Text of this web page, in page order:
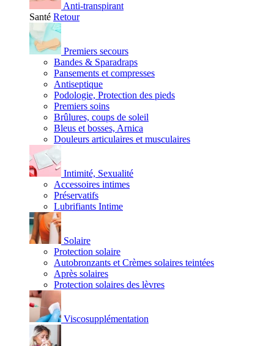
Anti-transpirant
Santé Retour
Premiers secours
Bandes & Sparadraps
Pansements et compresses
Antiseptique
Podologie, Protection des pieds
Premiers soins
Brûlures, coups de soleil
Bleus et bosses, Arnica
Douleurs articulaires et musculaires
Intimité, Sexualité
Accessoires intimes
Préservatifs
Lubrifiants Intime
Solaire
Protection solaire
Autobronzants et Crèmes solaires teintées
Après solaires
Protection solaires des lèvres
Viscosupplémentation